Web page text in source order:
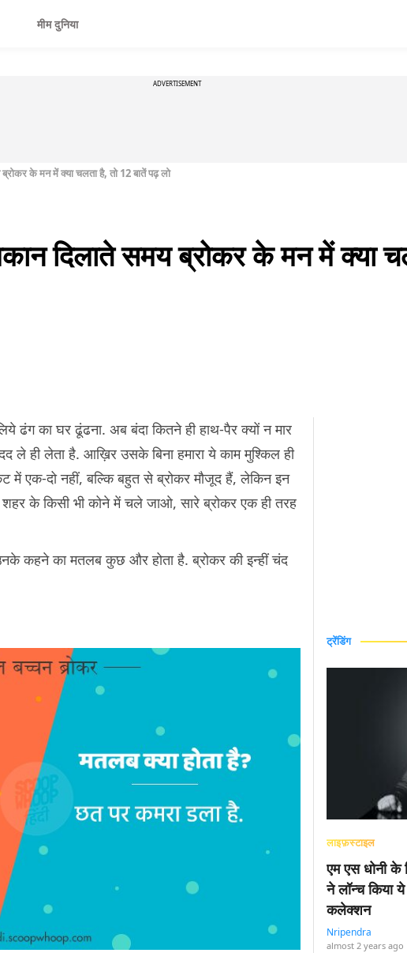
मीम दुनिया
ADVERTISEMENT
के मन में क्या चलता है, तो 12 बातें पढ़ लो
दिलाते समय ब्रोकर के मन में क्या
का घर ढूंढना. अब बंदा कितने ही हाथ-पैर क्यों न मार
ले ही लेता है. आख़िर उसके बिना हमारा ये काम मुश्किल ही
में एक-दो नहीं, बल्कि बहुत से ब्रोकर मौजूद हैं, लेकिन इन
के किसी भी कोने में चले जाओ, सारे ब्रोकर एक ही तरह
कहने का मतलब कुछ और होता है. ब्रोकर की इन्हीं चंद
ट्रेंडिंग
लाइफ़स्टाइल
एम एस धोनी
ने लॉन्च किया
कलेक्शन
Nripendra
almost 2 years ago